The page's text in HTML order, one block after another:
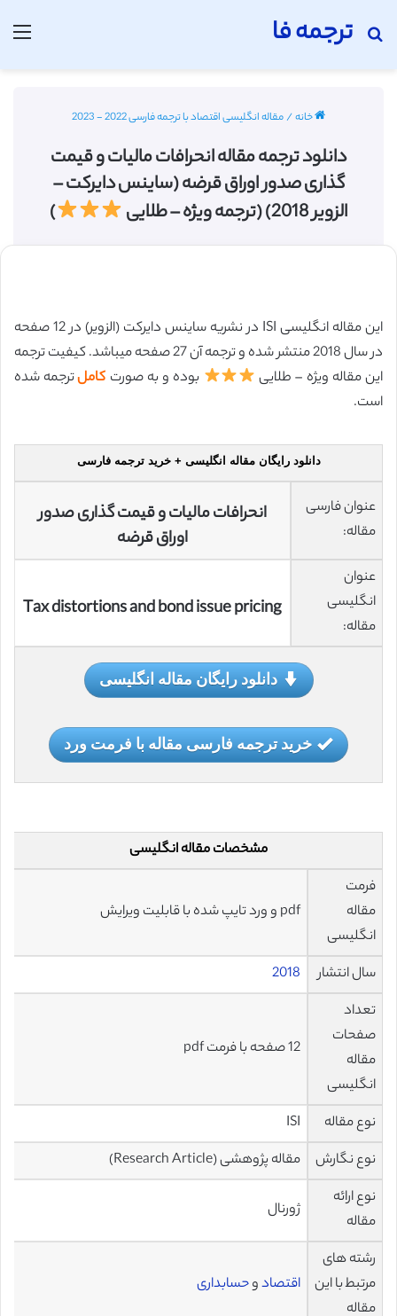
ترجمه فا
جستجو برای
خانه/مقاله انگلیسی اقتصاد با ترجمه فارسی 2022 - 2023
دانلود ترجمه مقاله انحرافات مالیات و قیمت
گذاری صدور اوراق قرضه (ساینس دایرکت –
الزویر 2018) (ترجمه ویژه – طلایی
)
این مقاله انگلیسی ISI در نشریه ساینس دایرکت (الزویر) در 12 صفحه
در سال 2018 منتشر شده و ترجمه آن 27 صفحه میباشد. کیفیت ترجمه
این مقاله ویژه – طلایی
بوده و به صورت کاملترجمه شده
است.
دانلود رایگان مقاله انگلیسی + خرید ترجمه فارسی
عنوان فارسی
مقاله:
انحرافات مالیات و قیمت گذاری صدور
اوراق قرضه
عنوان
انگلیسی
مقاله:
Tax distortions and bond issue pricing
دانلود رایگان مقاله انگلیسی
خرید ترجمه فارسی مقاله با فرمت ورد
مشخصات مقاله انگلیسی
فرمت
مقاله
انگلیسی
pdf و ورد تایپ شده با قابلیت ویرایش
سال انتشار
2018
تعداد
صفحات
مقاله
انگلیسی
12 صفحه با فرمت pdf
نوع مقاله
ISI
نوع نگارش
مقاله پژوهشی (Research Article)
نوع ارائه
مقاله
ژورنال
رشته های
مرتبط با این
مقاله
اقتصادوحسابداری